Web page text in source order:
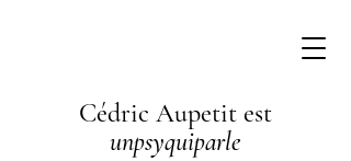
Cédric Aupetit est
unpsyquiparle